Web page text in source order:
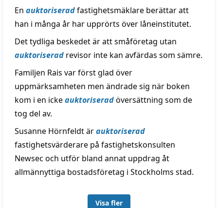
En auktoriseradfastighetsmäklare berättar att
han i många år har upprörts över låneinstitutet.
Det tydliga beskedet är att småföretag utan
auktoriserad revisor inte kan avfärdas som sämre.
Familjen Rais var först glad över
uppmärksamheten men ändrade sig när boken
kom i en ickeauktoriseradöversättning som de
tog del av.
Susanne Hörnfeldt ärauktoriserad
fastighetsvärderare på fastighetskonsulten
Newsec och utför bland annat uppdrag åt
allmännyttiga bostadsföretag i Stockholms stad.
Visa fler